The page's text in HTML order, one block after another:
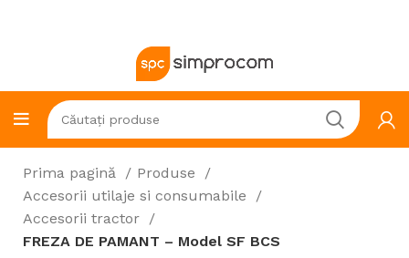
Prima pagină
Produse
Accesorii utilaje si consumabile
Accesorii tractor
FREZA DE PAMANT – Model SF BCS